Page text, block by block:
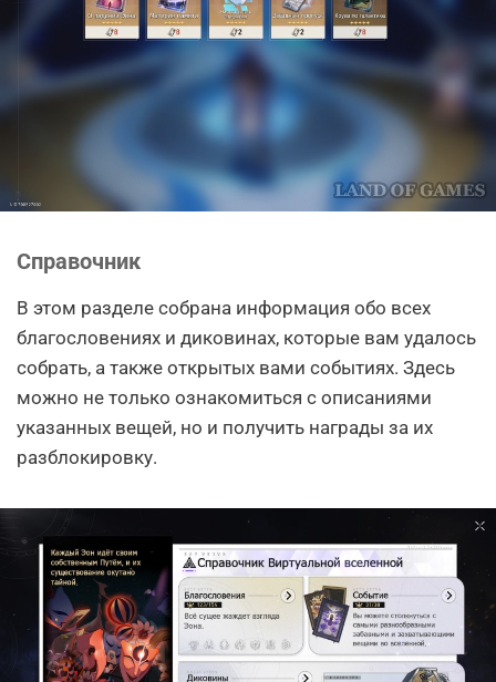
Справочник
В этом разделе собрана информация обо всех
благословениях и диковинах, которые вам удалось
собрать, а также открытых вами событиях. Здесь
можно не только ознакомиться с описаниями
указанных вещей, но и получить награды за их
разблокировку.